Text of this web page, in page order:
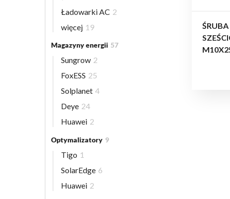
ŚRUBA
Ładowarki AC 2
więcej 19
Magazyny energii 57
Sungrow 2
FoxESS 25
Solplanet 4
Deye 24
Huawei 2
Optymalizatory 9
Tigo 1
SolarEdge 6
Huawei 2